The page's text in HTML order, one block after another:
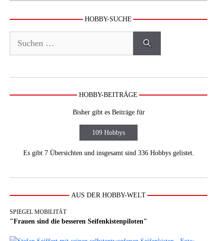
HOBBY-SUCHE
nach:
HOBBY-BEITRÄGE
Bisher gibt es Beiträge für
109 Hobbys
Es gibt 7 Übersichten und insgesamt sind 336 Hobbys gelistet.
AUS DER HOBBY-WELT
SPIEGEL MOBILITÄT
"Frauen sind die besseren Seifenkistenpiloten"